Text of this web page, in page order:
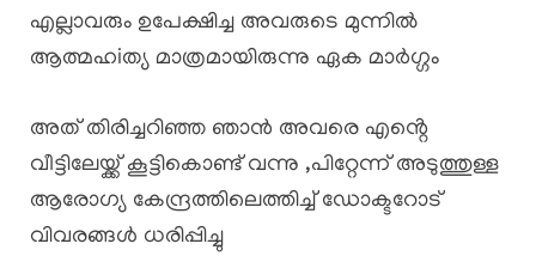
എല്ലാവരും ഉപേക്ഷിച്ച അവരുടെ മുന്നിൽ
ആത്മഹiത്യ മാത്രമായിരുന്നു ഏക മാർഗ്ഗം
അത് തിരിച്ചറിഞ്ഞ ഞാൻ അവരെ എൻ്റെ
വീട്ടിലേയ്ക്ക് കൂട്ടികൊണ്ട് വന്നു ,പിറ്റേന്ന് അടുത്തുള്ള
ആരോഗ്യ കേന്ദ്രത്തിലെത്തിച്ച് ഡോക്ടറോട്
വിവരങ്ങൾ ധരിപ്പിച്ചു